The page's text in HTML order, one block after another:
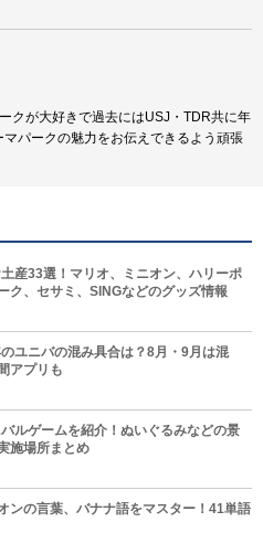
クが大好きで過去にはUSJ・TDR共に年
パークの魅力をお伝えできるよう頑張
産33選！マリオ、ミニオン、ハリーポ
ク、セサミ、SINGなどのグッズ情報
ユニバの混み具合は？8月・9月は混
アプリも
ルゲームを紹介！ぬいぐるみなどの景
施場所まとめ
ンの言葉、バナナ語をマスター！41単語